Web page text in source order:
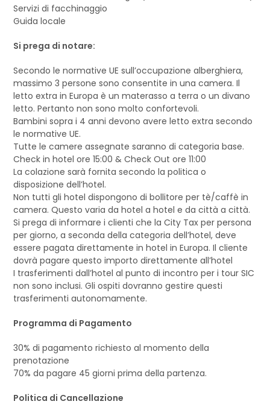
Servizi di facchinaggio
Guida locale
Si prega di notare:
Secondo le normative UE sull’occupazione alberghiera,
massimo 3 persone sono consentite in una camera. Il
letto extra in Europa è un materasso a terra o un divano
letto. Pertanto non sono molto confortevoli.
Bambini sopra i 4 anni devono avere letto extra secondo
le normative UE.
Tutte le camere assegnate saranno di categoria base.
Check in hotel ore 15:00 & Check Out ore 11:00
La colazione sarà fornita secondo la politica o
disposizione dell’hotel.
Non tutti gli hotel dispongono di bollitore per tè/caffè in
camera. Questo varia da hotel a hotel e da città a città.
Si prega di informare i clienti che la City Tax per persona
per giorno, a seconda della categoria dell’hotel, deve
essere pagata direttamente in hotel in Europa. Il cliente
dovrà pagare questo importo direttamente all’hotel
I trasferimenti dall’hotel al punto di incontro per i tour SIC
non sono inclusi. Gli ospiti dovranno gestire questi
trasferimenti autonomamente.
Programma di Pagamento
30% di pagamento richiesto al momento della
prenotazione
70% da pagare 45 giorni prima della partenza.
Politica di Cancellazione